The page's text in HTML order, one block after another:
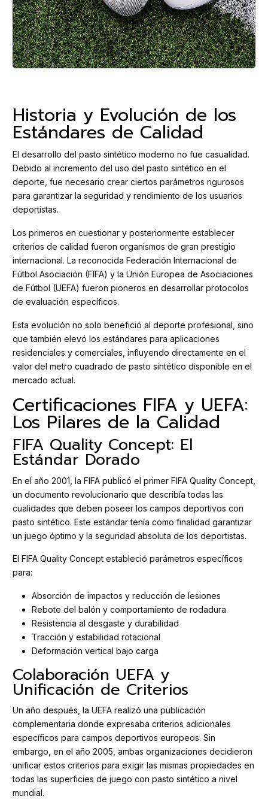
Historia y Evolución de los
Estándares de Calidad
El desarrollo del pasto sintético moderno no fue casualidad.
Debido al incremento del uso del pasto sintético en el
deporte, fue necesario crear ciertos parámetros rigurosos
para garantizar la seguridad y rendimiento de los usuarios
deportistas.
Los primeros en cuestionar y posteriormente establecer
criterios de calidad fueron organismos de gran prestigio
internacional. La reconocida Federación Internacional de
Fútbol Asociación (FIFA) y la Unión Europea de Asociaciones
de Fútbol (UEFA) fueron pioneros en desarrollar protocolos
de evaluación específicos.
Esta evolución no solo benefició al deporte profesional, sino
que también elevó los estándares para aplicaciones
residenciales y comerciales, influyendo directamente en el
valor del metro cuadrado de pasto sintético disponible en el
mercado actual.
Certificaciones FIFA y UEFA:
Los Pilares de la Calidad
FIFA Quality Concept: El
Estándar Dorado
En el año 2001, la FIFA publicó el primer FIFA Quality Concept,
un documento revolucionario que describía todas las
cualidades que deben poseer los campos deportivos con
pasto sintético. Este estándar tenía como finalidad garantizar
un juego óptimo y la seguridad absoluta de los deportistas.
El FIFA Quality Concept estableció parámetros específicos
para:
Absorción de impactos y reducción de lesiones
Rebote del balón y comportamiento de rodadura
Resistencia al desgaste y durabilidad
Tracción y estabilidad rotacional
Deformación vertical bajo carga
Colaboración UEFA y
Unificación de Criterios
Un año después, la UEFA realizó una publicación
complementaria donde expresaba criterios adicionales
específicos para campos deportivos europeos. Sin
embargo, en el año 2005, ambas organizaciones decidieron
unificar estos criterios para exigir las mismas propiedades en
todas las superficies de juego con pasto sintético a nivel
mundial.